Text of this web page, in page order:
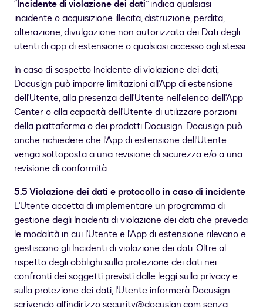
“Incidente di violazione dei dati” indica qualsiasi
incidente o acquisizione illecita, distruzione, perdita,
alterazione, divulgazione non autorizzata dei Dati degli
utenti di app di estensione o qualsiasi accesso agli stessi.
In caso di sospetto Incidente di violazione dei dati,
Docusign può imporre limitazioni all'App di estensione
dell'Utente, alla presenza dell'Utente nell'elenco dell'App
Center o alla capacità dell'Utente di utilizzare porzioni
della piattaforma o dei prodotti Docusign. Docusign può
anche richiedere che l'App di estensione dell'Utente
venga sottoposta a una revisione di sicurezza e/o a una
revisione di conformità.
5.5 Violazione dei dati e protocollo in caso di incidente
L'Utente accetta di implementare un programma di
gestione degli Incidenti di violazione dei dati che preveda
le modalità in cui l'Utente e l'App di estensione rilevano e
gestiscono gli Incidenti di violazione dei dati. Oltre al
rispetto degli obblighi sulla protezione dei dati nei
confronti dei soggetti previsti dalle leggi sulla privacy e
sulla protezione dei dati, l'Utente informerà Docusign